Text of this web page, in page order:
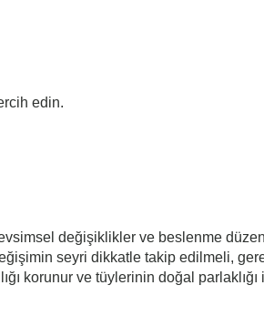
edin.
değişiklikler ve beslenme
seyri dikkatle takip edilmeli,
korunur ve tüylerinin doğal